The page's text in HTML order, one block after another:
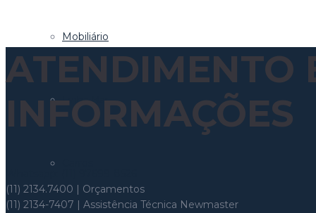
Mobiliário
Linha Bar
ATENDIMENTO
INFORMAÇÕES
(11) 2134.7400 | Orçamentos
(11) 2134-7407 | Assistência Técnica Newmaster